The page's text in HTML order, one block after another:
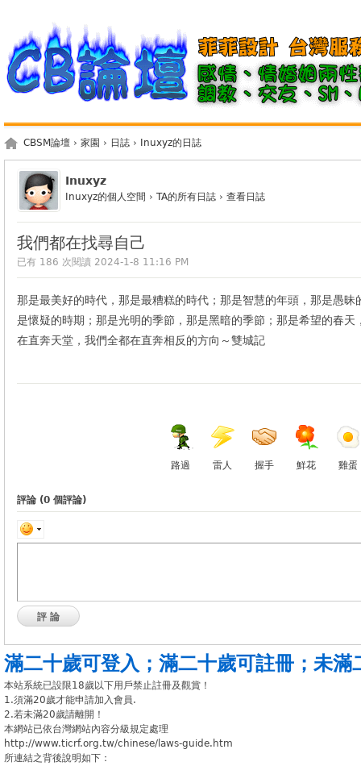
CBSM論壇 › 家園 › 日誌 › Inuxyz的日誌
Inuxyz
Inuxyz的個人空間 › TA的所有日誌 › 查看日誌
我們都在找尋自己
已有 186 次閱讀 2024-1-8 11:16 PM
那是最美好的時代，那是最糟糕的時代；那是智慧的年頭，那是愚昧
是懷疑的時期；那是光明的季節，那是黑暗的季節；那是希望的春天
在直奔天堂，我們全都在直奔相反的方向～雙城記
路過 雷人 握手 鮮花 雞蛋
評論 (0 個評論)
評論
滿二十歲可登入 ； 滿二十歲可註冊 ； 未滿
本站系統已設限18歲以下用戶禁止註冊及觀賞！
1.須滿20歲才能申請加入會員.
2.若未滿20歲請離開！
本網站已依台灣網站內容分級規定處理
http://www.ticrf.org.tw/chinese/laws-guide.htm
所連結之背後說明如下：